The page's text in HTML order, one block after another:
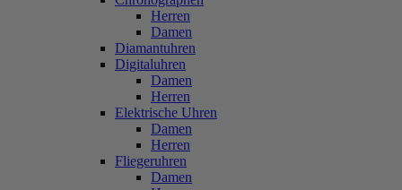
Herren
Damen
Diamantuhren
Digitaluhren
Damen
Herren
Elektrische Uhren
Damen
Herren
Fliegeruhren
Damen